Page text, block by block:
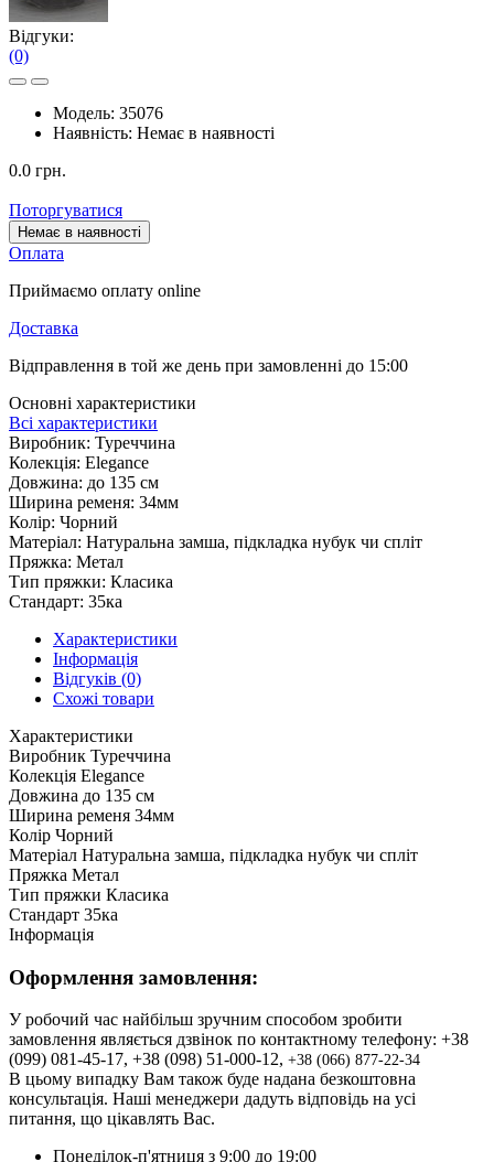
Відгуки:
(0)
Модель: 35076
Наявність: Немає в наявності
0.0 грн.
Поторгуватися
Немає в наявності
Оплата
Приймаємо оплату online
Доставка
Відправлення в той же день при замовленні до 15:00
Основні характеристики
Всі характеристики
Виробник: Туреччина
Колекція: Elegance
Довжина: до 135 см
Ширина ременя: 34мм
Колір: Чорний
Матеріал: Натуральна замша, підкладка нубук чи спліт
Пряжка: Метал
Тип пряжки: Класика
Стандарт: 35ка
Характеристики
Інформація
Відгуків (0)
Схожі товари
Характеристики
Виробник Туреччина
Колекція Elegance
Довжина до 135 см
Ширина ременя 34мм
Колір Чорний
Матеріал Натуральна замша, підкладка нубук чи спліт
Пряжка Метал
Тип пряжки Класика
Стандарт 35ка
Інформація
Оформлення замовлення:
У робочий час найбільш зручним способом зробити
замовлення являється дзвінок по контактному телефону: +38
(099) 081-45-17, +38 (098) 51-000-12, +38 (066) 877-22-34
В цьому випадку Вам також буде надана безкоштовна
консультація. Наші менеджери дадуть відповідь на усі
питання, що цікавлять Вас.
Понеділок-п'ятниця з 9:00 до 19:00